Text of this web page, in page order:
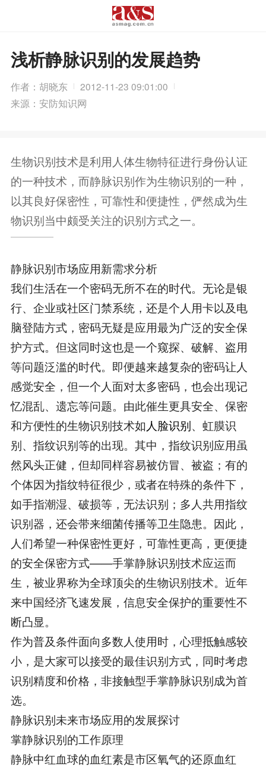
浅析静脉识别的发展趋势
作者：胡晓东
2012-11-23 09:01:00
来源：安防知识网
生物识别技术是利用人体生物特征进行身份认证
的一种技术，而静脉识别作为生物识别的一种，
以其良好保密性，可靠性和便捷性，俨然成为生
物识别当中颇受关注的识别方式之一。
静脉识别市场应用新需求分析
我们生活在一个密码无所不在的时代。无论是银
行、企业或社区门禁系统，还是个人用卡以及电
脑登陆方式，密码无疑是应用最为广泛的安全保
护方式。但这同时这也是一个窥探、破解、盗用
等问题泛滥的时代。即便越来越复杂的密码让人
感觉安全，但一个人面对太多密码，也会出现记
忆混乱、遗忘等问题。由此催生更具安全、保密
和方便性的生物识别技术如 人脸识别、虹膜识
别、指纹识别等的出现。其中，指纹识别应用虽
然风头正健，但却同样容易被仿冒、被盗；有的
个体因为指纹特征很少，或者在特殊的条件下，
如手指潮湿、破损等，无法识别；多人共用指纹
识别器，还会带来细菌传播等卫生隐患。因此，
人们希望一种保密性更好，可靠性更高，更便捷
的安全保密方式——手掌静脉识别技术应运而
生，被业界称为全球顶尖的生物识别技术。近年
来中国经济飞速发展，信息安全保护的重要性不
断凸显。
作为普及条件面向多数人使用时，心理抵触感较
小，是大家可以接受的最佳识别方式，同时考虑
识别精度和价格，非接触型手掌静脉识别成为首
选。
静脉识别未来市场应用的发展探讨
掌静脉识别的工作原理
静脉中红血球的血红素是市区氧气的还原血红